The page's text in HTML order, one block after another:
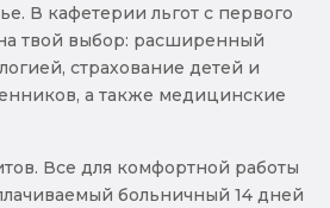
В кафетерии льгот с первого
твой выбор: расширенный
страхование детей и
а также медицинские
Все для комфортной работы
больничный 14 дней